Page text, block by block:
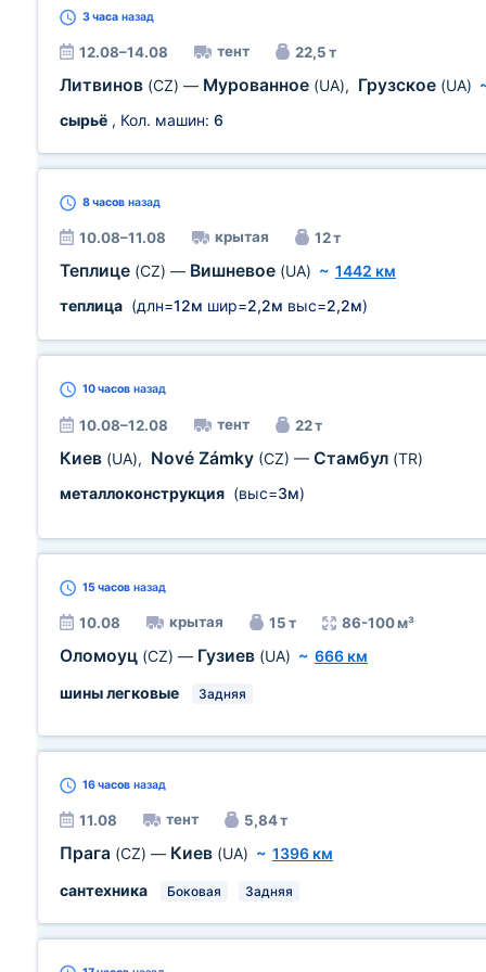
3 часа назад
12.08–14.08 тент 22,5 т
Литвинов (CZ) — Мурованное (UA), Грузское (UA)
сырьё , Кол. машин: 6
8 часов назад
10.08–11.08 крытая 12 т
Теплице (CZ) — Вишневое (UA) ~ 1442 км
теплица (длн=12м шир=2,2м выс=2,2м)
10 часов назад
10.08–12.08 тент 22 т
Киев (UA), Nové Zámky (CZ) — Стамбул (TR)
металлоконструкция (выс=3м)
15 часов назад
10.08 крытая 15 т 86-100 м³
Оломоуц (CZ) — Гузиев (UA) ~ 666 км
шины легковые
Задняя
16 часов назад
11.08 тент 5,84 т
Прага (CZ) — Киев (UA) ~ 1396 км
сантехника
Боковая Задняя